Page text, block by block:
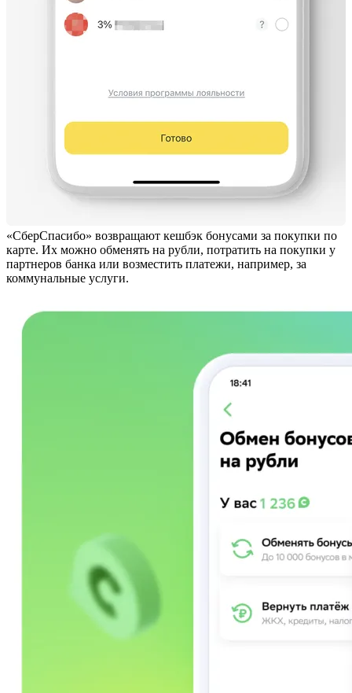
«СберСпасибо» возвращают кешбэк бонусами за покупки по
карте. Их можно обменять на рубли, потратить на покупки у
партнеров банка или возместить платежи, например, за
коммунальные услуги.